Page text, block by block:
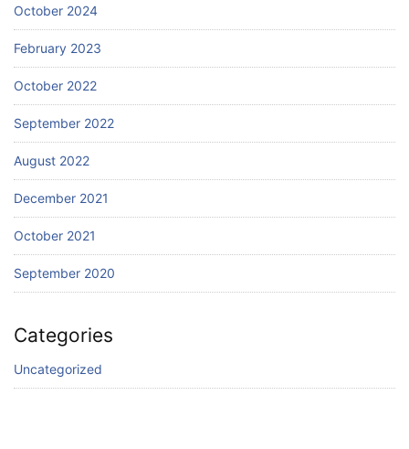
October 2024
February 2023
October 2022
September 2022
August 2022
December 2021
October 2021
September 2020
Categories
Uncategorized